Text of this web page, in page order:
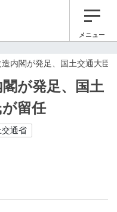
メニュー
内閣が発足、国土交通大臣
が発足、国土
留任
通省